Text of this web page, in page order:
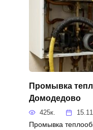
Промывка
Домодедово
425к.
Промывка